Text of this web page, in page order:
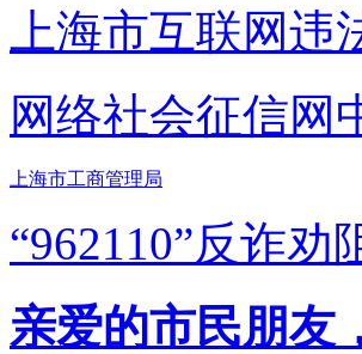
上海市互联网违
网络社会征信网
上海市工商管理局
“962110”反诈劝
亲爱的市民朋友